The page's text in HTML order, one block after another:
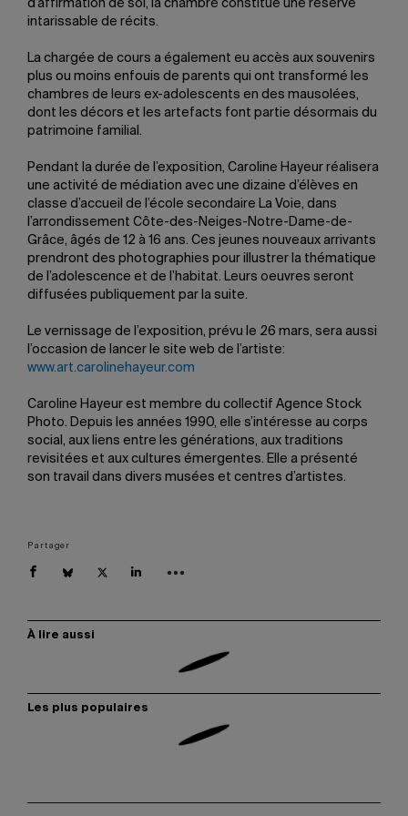
d’affirmation de soi, la chambre constitue une réserve
intarissable de récits.
La chargée de cours a également eu accès aux souvenirs
plus ou moins enfouis de parents qui ont transformé les
chambres de leurs ex-adolescents en des mausolées,
dont les décors et les artefacts font partie désormais du
patrimoine familial.
Pendant la durée de l’exposition, Caroline Hayeur réalisera
une activité de médiation avec une dizaine d’élèves en
classe d’accueil de l’école secondaire La Voie, dans
l’arrondissement Côte-des-Neiges-Notre-Dame-de-
Grâce, âgés de 12 à 16 ans. Ces jeunes nouveaux arrivants
prendront des photographies pour illustrer la thématique
de l’adolescence et de l’habitat. Leurs oeuvres seront
diffusées publiquement par la suite.
Le vernissage de l’exposition, prévu le 26 mars, sera aussi
l’occasion de lancer le site web de l’artiste:
www.art.carolinehayeur.com
Caroline Hayeur est membre du collectif Agence Stock
Photo. Depuis les années 1990, elle s’intéresse au corps
social, aux liens entre les générations, aux traditions
revisitées et aux cultures émergentes. Elle a présenté
son travail dans divers musées et centres d’artistes.
Partager
À lire aussi
Les plus populaires